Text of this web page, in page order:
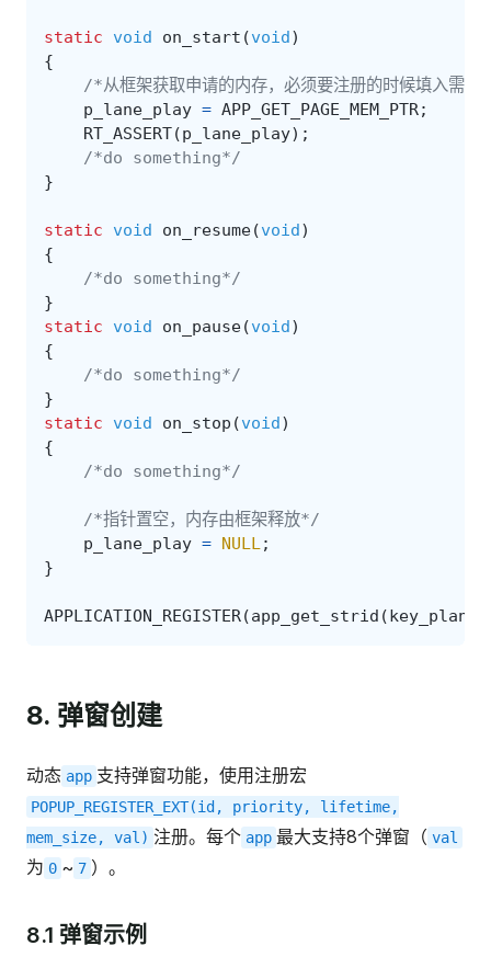
static void on_start (void)
{
/*从框架获取申请的内存，必须要注册的时候填入需
p_lane_play = APP_GET_PAGE_MEM_PTR;
RT_ASSERT(p_lane_play);
/*do something*/
}
static void on_resume(void)
{
/*do something*/
}
static
void on_pause(void)
{
/*do something*/
}
static
void on_stop (void)
{
/*do something*/
/*指针置空，内存由框架释放*/
p_lane_play = NULL ;
}
APPLICATION_REGISTER(app_get_strid (key_plane
8. 弹窗创建
动态 app 支持弹窗功能，使用注册宏
POPUP_REGISTER_EXT(id, priority,
lifetime,
mem_size,
val) 注册。每个 app 最大支持8个弹窗（ val
为 0 ~ 7 ）。
8.1 弹窗示例